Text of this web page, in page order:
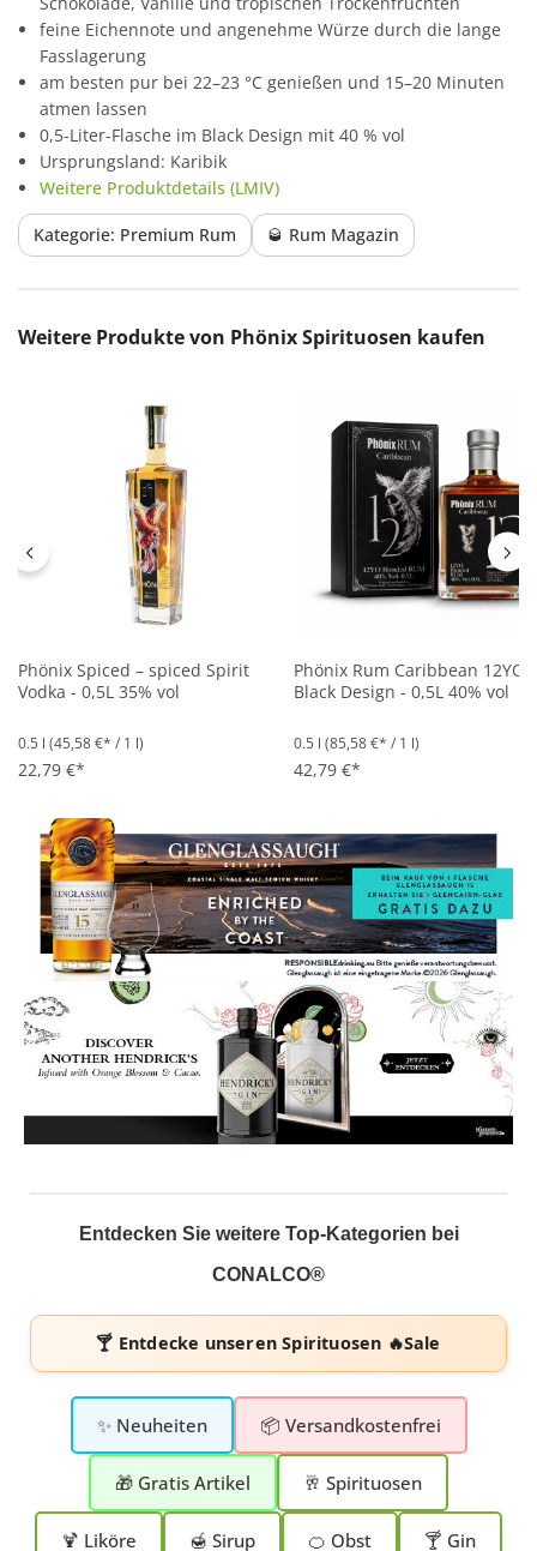
feine Eichennote und angenehme Würze durch die lange
Fasslagerung
am besten pur bei 22–23 °C genießen und 15–20 Minuten
atmen lassen
0,5-Liter-Flasche im Black Design mit 40 % vol
Ursprungsland: Karibik
Weitere Produktdetails (LMIV)
Kategorie: Premium Rum 🥃 Rum Magazin
Produktgalerie überspringen
Weitere Produkte von Phönix Spirituosen kaufen
Phönix Spiced – spiced Spirit
Vodka - 0,5L 35% vol
0.5 l (45,58 €* / 1 l)
22,79 €*
Phönix Rum Caribbean 12YO
Black Design - 0,5L 40% vol
0.5 l (85,58 €* / 1 l)
42,79 €*
Entdecken Sie weitere Top-Kategorien bei
CONALCO®
🍸 Entdecke unserenSpirituosen 🔥Sale
✨ Neuheiten 📦 Versandkostenfrei
🎁 Gratis Artikel 🥂 Spirituosen
🍹 Liköre 🍯 Sirup 🍊 Obst 🍸 Gin